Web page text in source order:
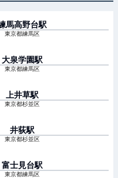
馬高野台駅
東京都練馬区
大泉学園駅
東京都練馬区
上井草駅
東京都杉並区
井荻駅
東京都杉並区
富士見台駅
東京都練馬区